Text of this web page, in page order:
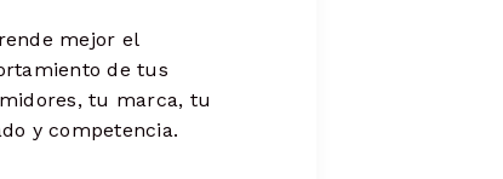
mejor el
de tus
tu marca, tu
y competencia.